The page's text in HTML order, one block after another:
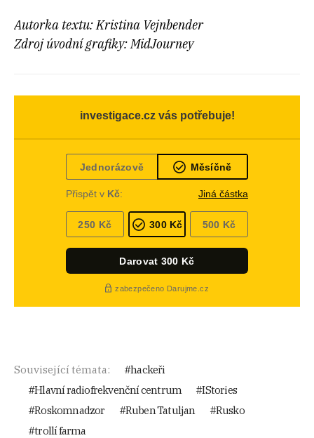
Autorka textu: Kristina Vejnbender
Zdroj úvodní grafiky: MidJourney
Související témata:
hackeři
Hlavní radiofrekvenční centrum
IStories
Roskomnadzor
Ruben Tatuljan
Rusko
trollí farma